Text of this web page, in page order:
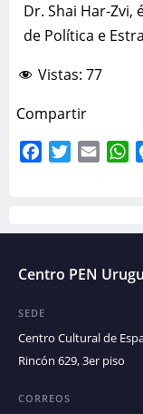
Dr. Shai Har-
de Política e
Vistas: 77
Compartir
FacebookTwitterEmail
Centro PEN
SEDE
Centro Cultural de
Rincón 629, 3er piso
CORREOS